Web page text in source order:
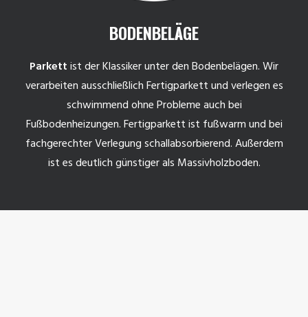
BODENBELÄGE
Parkettist der Klassiker unter den Bodenbelägen. Wir
verarbeiten ausschließlich Fertigparkett und verlegen es
schwimmend ohne Probleme auch bei
Fußbodenheizungen. Fertigparkett ist fußwarm und bei
fachgerechter Verlegung schallabsorbierend. Außerdem
ist es deutlich günstiger als Massivholzboden.